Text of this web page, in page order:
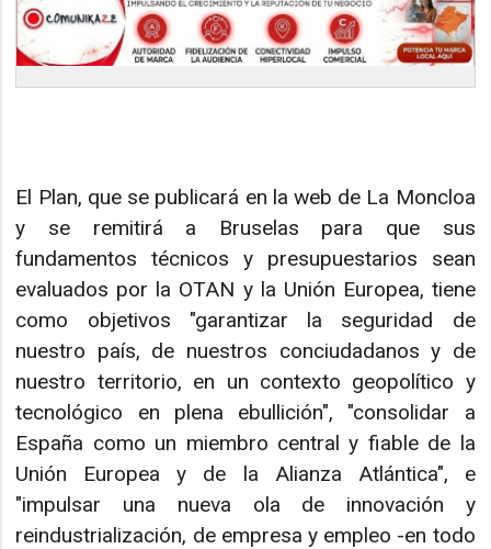
El Plan, que se publicará en la web de La Moncloa
y se remitirá a Bruselas para que sus
fundamentos técnicos y presupuestarios sean
evaluados por la OTAN y la Unión Europea, tiene
como objetivos "garantizar la seguridad de
nuestro país, de nuestros conciudadanos y de
nuestro territorio, en un contexto geopolítico y
tecnológico en plena ebullición", "consolidar a
España como un miembro central y fiable de la
Unión Europea y de la Alianza Atlántica", e
"impulsar una nueva ola de innovación y
reindustrialización, de empresa y empleo -en todo